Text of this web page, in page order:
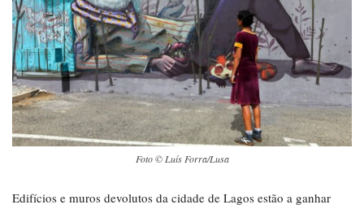
Foto © Luís Forra/Lusa
Edifícios e muros devolutos da cidade de Lagos estão a ganhar